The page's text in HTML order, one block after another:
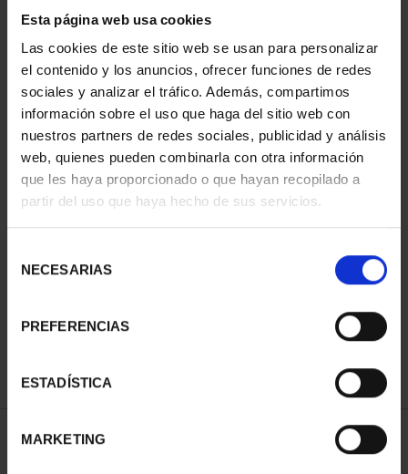
Esta página web usa cookies
Las cookies de este sitio web se usan para personalizar
el contenido y los anuncios, ofrecer funciones de redes
sociales y analizar el tráfico. Además, compartimos
información sobre el uso que haga del sitio web con
nuestros partners de redes sociales, publicidad y análisis
web, quienes pueden combinarla con otra información
que les haya proporcionado o que hayan recopilado a
partir del uso que haya hecho de sus servicios.
NECESARIAS
PREFERENCIAS
ESTADÍSTICA
MARKETING
2 Productos encontrados
(2023) 8 REALES
250 ANIVERSARIO DE
JORGE JUAN (2023) 8 R...
ORDENAR POR: